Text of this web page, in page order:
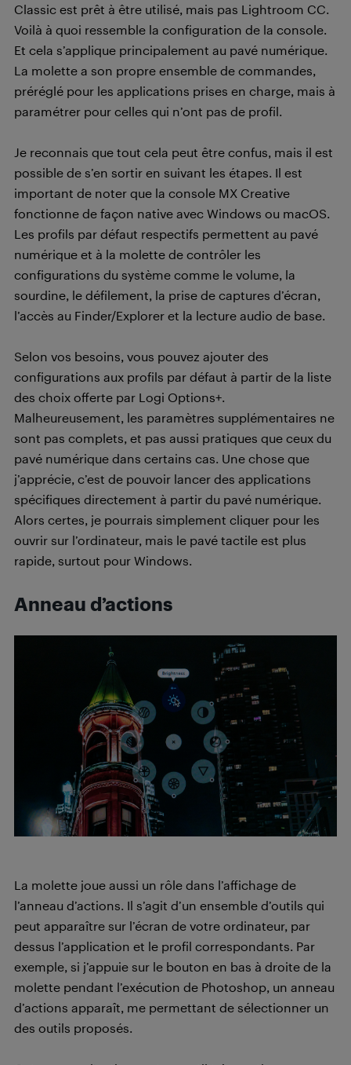
Classic est prêt à être utilisé, mais pas Lightroom CC.
Voilà à quoi ressemble la configuration de la console.
Et cela s’applique principalement au pavé numérique.
La molette a son propre ensemble de commandes,
préréglé pour les applications prises en charge, mais à
paramétrer pour celles qui n’ont pas de profil.
Je reconnais que tout cela peut être confus, mais il est
possible de s’en sortir en suivant les étapes. Il est
important de noter que la console MX Creative
fonctionne de façon native avec Windows ou macOS.
Les profils par défaut respectifs permettent au pavé
numérique et à la molette de contrôler les
configurations du système comme le volume, la
sourdine, le défilement, la prise de captures d’écran,
l’accès au Finder/Explorer et la lecture audio de base.
Selon vos besoins, vous pouvez ajouter des
configurations aux profils par défaut à partir de la liste
des choix offerte par Logi Options+.
Malheureusement, les paramètres supplémentaires ne
sont pas complets, et pas aussi pratiques que ceux du
pavé numérique dans certains cas. Une chose que
j’apprécie, c’est de pouvoir lancer des applications
spécifiques directement à partir du pavé numérique.
Alors certes, je pourrais simplement cliquer pour les
ouvrir sur l’ordinateur, mais le pavé tactile est plus
rapide, surtout pour Windows.
Anneau d’actions
La molette joue aussi un rôle dans l’affichage de
l’anneau d’actions. Il s’agit d’un ensemble d’outils qui
peut apparaître sur l’écran de votre ordinateur, par
dessus l’application et le profil correspondants. Par
exemple, si j’appuie sur le bouton en bas à droite de la
molette pendant l’exécution de Photoshop, un anneau
d’actions apparaît, me permettant de sélectionner un
des outils proposés.